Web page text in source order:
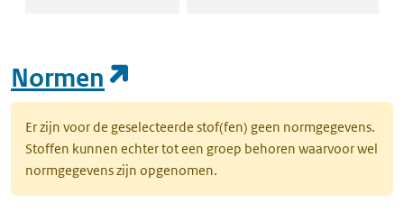
Normen
Er zijn voor de geselecteerde stof(fen) geen normgegevens.
Stoffen kunnen echter tot een groep behoren waarvoor wel
normgegevens zijn opgenomen.